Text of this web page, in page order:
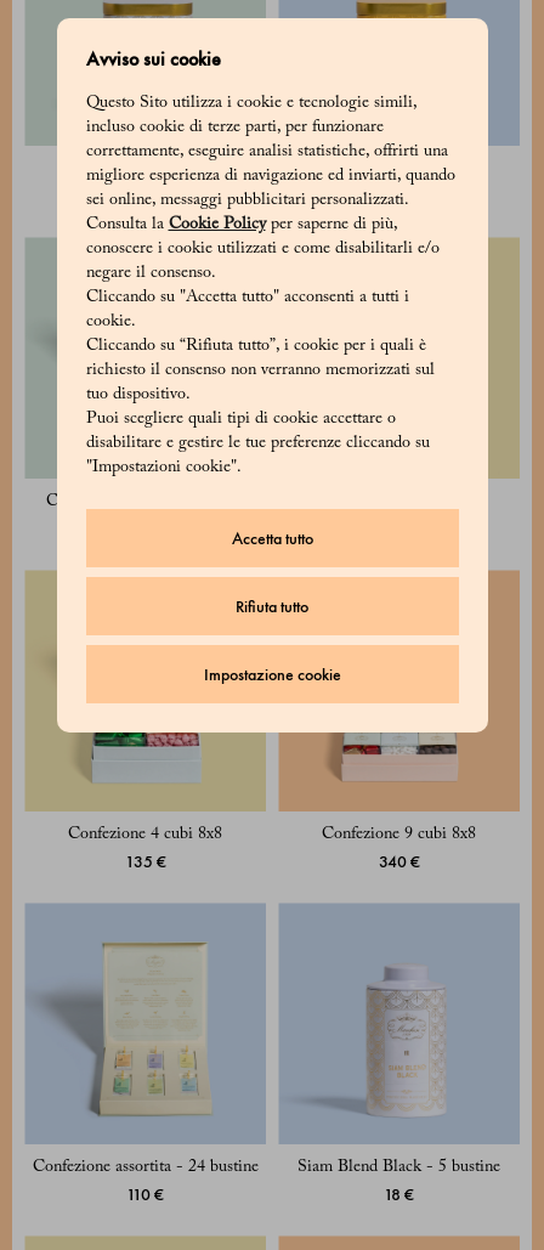
Avviso sui cookie
Questo Sito utilizza i cookie e tecnologie simili,
incluso cookie di terze parti, per funzionare
correttamente, eseguire analisi statistiche, offrirti una
migliore esperienza di navigazione ed inviarti, quando
sei online, messaggi pubblicitari personalizzati.
Consulta la Cookie Policyper saperne di più,
conoscere i cookie utilizzati e come disabilitarli e/o
negare il consenso.
Cliccando su "Accetta tutto" acconsenti a tutti i
cookie.
Cliccando su “Rifiuta tutto”, i cookie per i quali è
richiesto il consenso non verranno memorizzati sul
tuo dispositivo.
Puoi scegliere quali tipi di cookie accettare o
disabilitare e gestire le tue preferenze cliccando su
"Impostazioni cookie".
Accetta tutto
Rifiuta tutto
Impostazione cookie
Budino al cacao
30 €
Cioccolata in tazza
22 €
Confezione assortita - 2 latte
Confezione 4 cubi 8x8
135 €
Confezione 9 cubi 8x8
340 €
Confezione assortita - 24 bustine
110 €
Siam Blend Black - 5 bustine
18 €